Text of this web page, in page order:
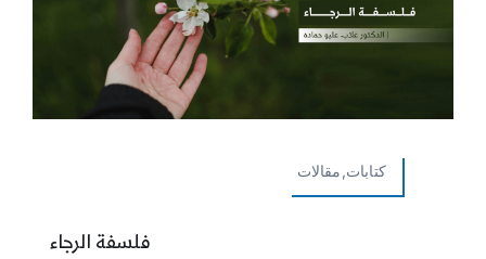
كتابات,مقالات
فلسفة الرجاء